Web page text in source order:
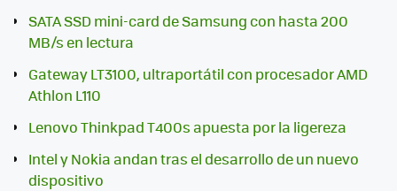
SATA SSD mini-card de Samsung con hasta 200
MB/s en lectura
Gateway LT3100, ultraportátil con procesador AMD
Athlon L110
Lenovo Thinkpad T400s apuesta por la ligereza
Intel y Nokia andan tras el desarrollo de un nuevo
dispositivo